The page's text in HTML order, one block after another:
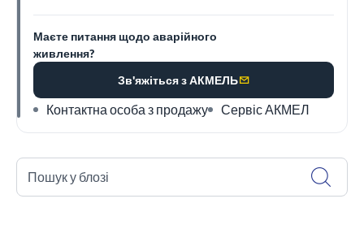
Маєте питання щодо аварійного
живлення?
Зв'яжіться з АКМЕЛЬ
Контактна особа з продажу Сервіс АКМЕЛ
Пошук у блозі